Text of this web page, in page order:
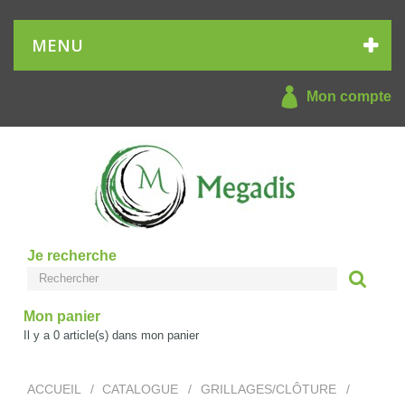
MENU
Mon compte
Je recherche
Mon panier
Il y a 0 article(s) dans mon panier
ACCUEIL / CATALOGUE / GRILLAGES/CLÔTURE
/